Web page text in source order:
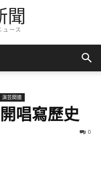
聞
ュース
演芸関連
唱寫歷史
0